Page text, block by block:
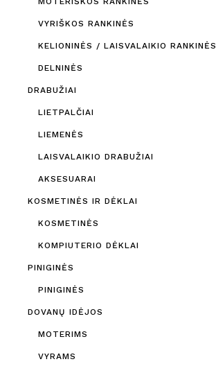
VYRIŠKOS RANKINĖS
KELIONINĖS / LAISVALAIKIO RANKINĖS
DELNINĖS
DRABUŽIAI
LIETPALČIAI
LIEMENĖS
LAISVALAIKIO DRABUŽIAI
AKSESUARAI
KOSMETINĖS IR DĖKLAI
KOSMETINĖS
KOMPIUTERIO DĖKLAI
PINIGINĖS
PINIGINĖS
DOVANŲ IDĖJOS
MOTERIMS
VYRAMS